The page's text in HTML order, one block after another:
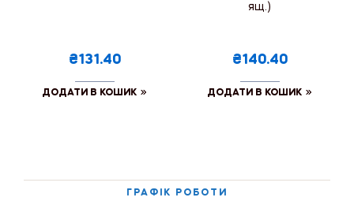
₴131.40
ДОДАТИ В КОШИК
ящ.)
₴140.40
ДОДАТИ В КОШИК
ГРАФІК РОБОТИ